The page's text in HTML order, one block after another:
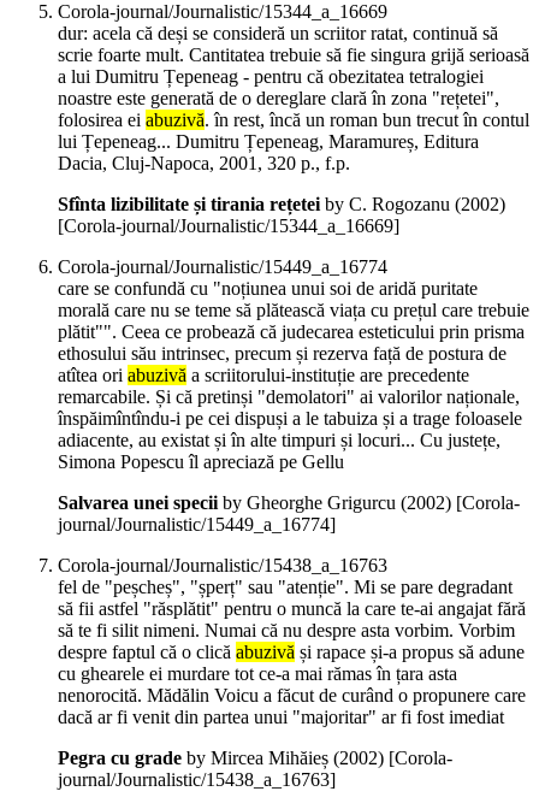
Corola-journal/Journalistic/15344_a_16669
dur: acela că deși se consideră un scriitor ratat, continuă să
scrie foarte mult. Cantitatea trebuie să fie singura grijă serioasă
a lui Dumitru Țepeneag - pentru că obezitatea tetralogiei
noastre este generată de o dereglare clară în zona "rețetei",
folosirea ei abuzivă. în rest, încă un roman bun trecut în contul
lui Țepeneag... Dumitru Țepeneag, Maramureș, Editura
Dacia, Cluj-Napoca, 2001, 320 p., f.p.
Sfînta lizibilitate și tirania rețeteiby C. Rogozanu (2002)
[Corola-journal/Journalistic/15344_a_16669]
Corola-journal/Journalistic/15449_a_16774
care se confundă cu "noțiunea unui soi de aridă puritate
morală care nu se teme să plătească viața cu prețul care trebuie
plătit"". Ceea ce probează că judecarea esteticului prin prisma
ethosului său intrinsec, precum și rezerva față de postura de
atîtea ori abuzivă a scriitorului-instituție are precedente
remarcabile. Și că pretinși "demolatori" ai valorilor naționale,
înspăimîntîndu-i pe cei dispuși a le tabuiza și a trage foloasele
adiacente, au existat și în alte timpuri și locuri... Cu justețe,
Simona Popescu îl apreciază pe Gellu
Salvarea unei speciiby Gheorghe Grigurcu (2002) [Corola-
journal/Journalistic/15449_a_16774]
Corola-journal/Journalistic/15438_a_16763
fel de "peșcheș", "șperț" sau "atenție". Mi se pare degradant
să fii astfel "răsplătit" pentru o muncă la care te-ai angajat fără
să te fi silit nimeni. Numai că nu despre asta vorbim. Vorbim
despre faptul că o clică abuzivă și rapace și-a propus să adune
cu ghearele ei murdare tot ce-a mai rămas în țara asta
nenorocită. Mădălin Voicu a făcut de curând o propunere care
dacă ar fi venit din partea unui "majoritar" ar fi fost imediat
Pegra cu grade by Mircea Mihăieș (2002) [Corola-
journal/Journalistic/15438_a_16763]